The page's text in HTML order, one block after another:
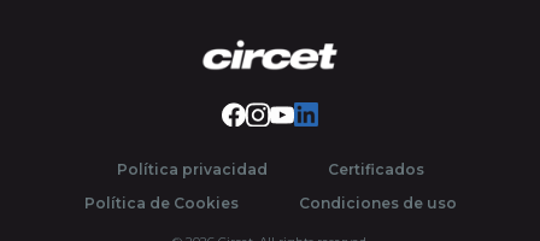
Facebook
Instragram Circet France
Youtube Grupo Circet
LinkedIn Circet España
Política privacidad
Certificados
Política de Cookies
Condiciones de uso